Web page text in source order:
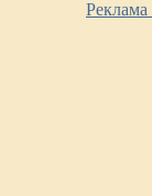
Реклама